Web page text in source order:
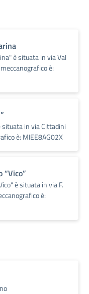
è situata in via Val
è:
situata in via Cittadini
è: MIEE8AG02X
“Vico”
è situata in via F.
è: